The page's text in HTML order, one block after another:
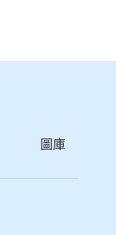
圖庫